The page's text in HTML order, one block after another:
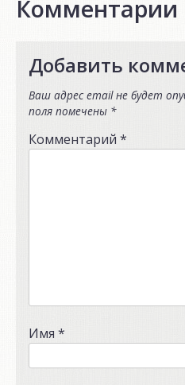
Комментарии
Добавить
Ваш адрес email не будет
поля помечены *
Комментарий *
Имя *